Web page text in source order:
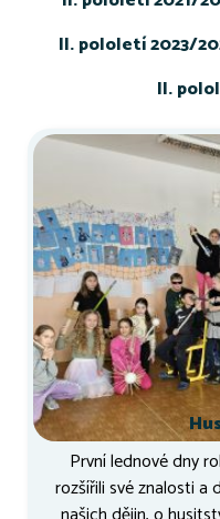
II. pololetí 2023/
II.
První lednové dny
rozšířili své znalosti